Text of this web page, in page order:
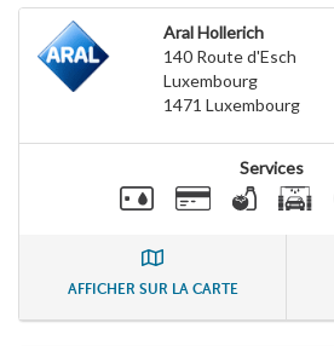
Aral Hollerich
140 Route d'Esch
Luxembourg
1471 Luxembourg
Services
AFFICHER SUR LA CARTE